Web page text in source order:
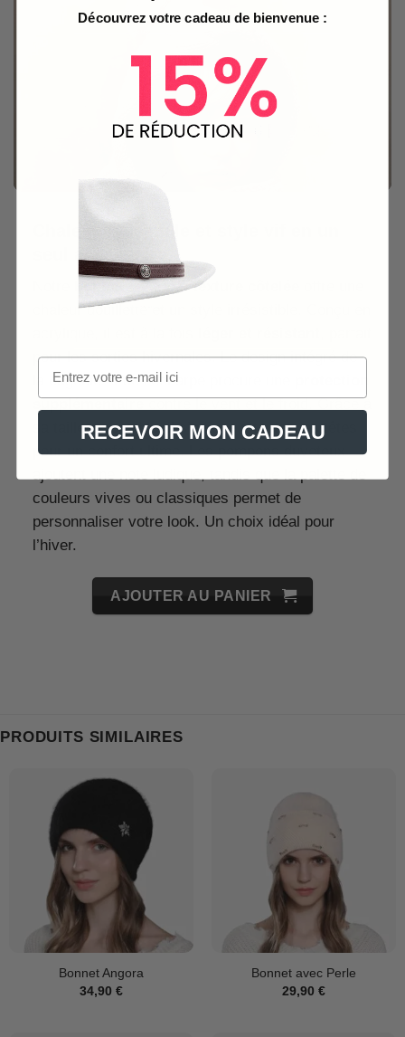
seul accessoire
bonnet tricoté à texture côtelée
chaleur douillette et un style irrésistible. Conçu en
pour les sorties hivernales. Le design intégré de
la cagoule et de l’écharpe procure une
sa taille extensible, il s’adapte à toutes les têtes
pour un confort ultime. Les pompons duveteux
ajoutent une note ludique, tandis que la palette de
couleurs vives ou classiques permet de
personnaliser votre look. Un choix idéal pour
l’hiver.
AJOUTER AU PANIER
PRODUITS SIMILAIRES
Bonnet Angora
34,90 €
Bonnet avec Perle
29,90 €
Découvrez votre cadeau de bienvenue :
RECEVOIR MON CADEAU